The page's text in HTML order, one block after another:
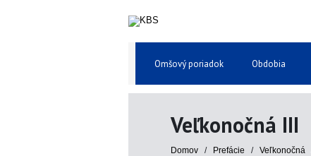
Omšový poriadok Obdobia
Veľkonočná III
Domov / Prefácie / Veľkonočná